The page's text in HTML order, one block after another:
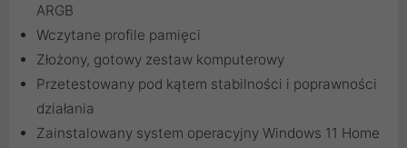
ARGB
Wczytane profile pamięci
Złożony, gotowy zestaw komputerowy
Przetestowany pod kątem stabilności i poprawności
działania
Zainstalowany system operacyjny Windows 11 Home